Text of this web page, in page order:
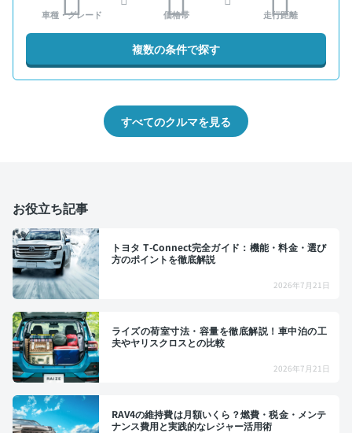
車種・グレード 価格帯 走行距離
複数の条件で探す
すべてのクルマを見る
お役立ち記事
トヨタ T-Connect完全ガイド：機能・料金・選び
方のポイントを徹底解説
2026年7月21日
ライズの荷室寸法・容量を徹底解説！車中泊の工
夫やヤリスクロスとの比較
2026年7月21日
RAV4の維持費は月額いくら？燃費・税金・メンテ
ナンス費用と実践的なレジャー活用術